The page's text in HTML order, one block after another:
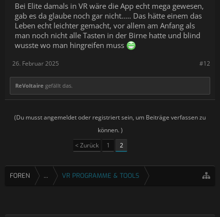
Bei Elite damals in VR wäre die App echt mega gewesen,
gab es da glaube noch gar nicht..... Das hätte einem das
Leben echt leichter gemacht, vor allem am Anfang als
man noch nicht alle Tasten in der Birne hatte und blind
wusste wo man hingreifen muss
#12
26. Februar 2025
ReVoltaire gefällt das.
(Du musst angemeldet oder registriert sein, um Beiträge verfassen zu
können. )
< Zurück
1 2
FOREN ... VR PROGRAMME & TOOLS